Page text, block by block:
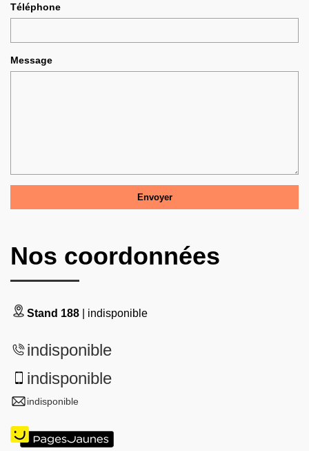
Téléphone
Message
Nos coordonnées
Stand 188 | indisponible
indisponible
indisponible
indisponible